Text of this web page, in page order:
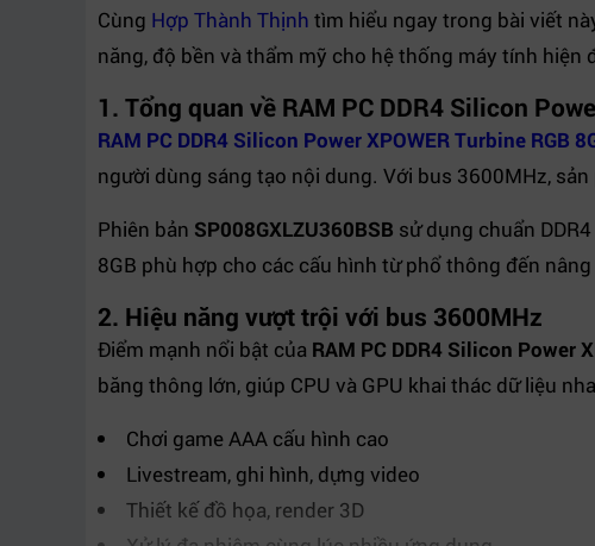
Cùng Hợp Thành Thịnh tìm hiểu ngay trong bài viết
năng, độ bền và thẩm mỹ cho hệ thống máy tính hiện
1. Tổng quan về RAM PC DDR4 Silicon
RAM PC DDR4 Silicon Power XPOWER Turbine RGB
người dùng sáng tạo nội dung. Với bus 3600MHz,
Phiên bản SP008GXLZU360BSB sử dụng chuẩn
8GB phù hợp cho các cấu hình từ phổ thông đến
2. Hiệu năng vượt trội với bus 3600MHz
Điểm mạnh nổi bật của RAM PC DDR4 Silicon Power
băng thông lớn, giúp CPU và GPU khai thác dữ liệu
Chơi game AAA cấu hình cao
Livestream, ghi hình, dựng video
Thiết kế đồ họa, render 3D